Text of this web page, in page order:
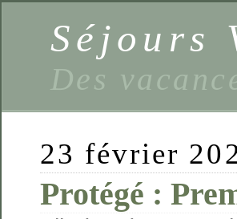
Séjours
Des
23 février
Protégé :